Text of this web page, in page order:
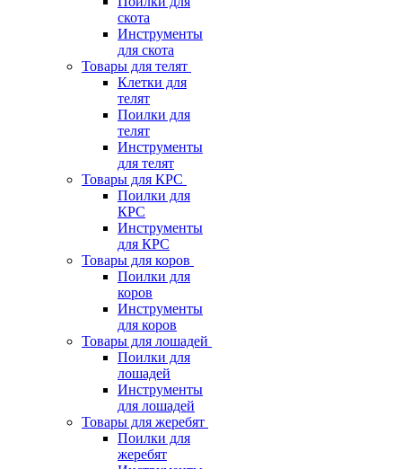
скота
Инструменты
для скота
Товары для телят
Клетки для
телят
Поилки для
телят
Инструменты
для телят
Товары для КРС
Поилки для
КРС
Инструменты
для КРС
Товары для коров
Поилки для
коров
Инструменты
для коров
Товары для лошадей
Поилки для
лошадей
Инструменты
для лошадей
Товары для жеребят
Поилки для
жеребят